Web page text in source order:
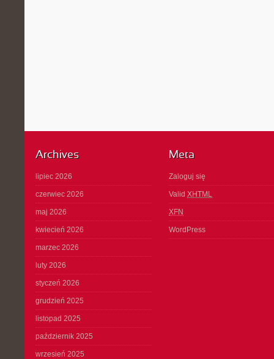
Archives
lipiec 2026
czerwiec 2026
maj 2026
kwiecień 2026
marzec 2026
luty 2026
styczeń 2026
grudzień 2025
listopad 2025
październik 2025
wrzesień 2025
Meta
Zaloguj się
Valid XHTML
XFN
WordPress